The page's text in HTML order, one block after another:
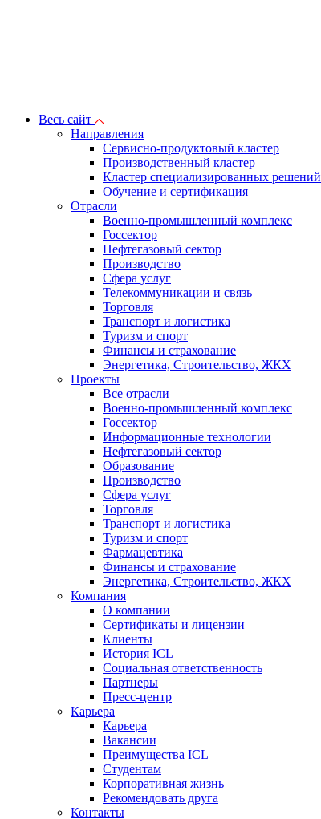
Весь сайт
Направления
Сервисно-продуктовый кластер
Производственный кластер
Кластер специализированных решений
Обучение и сертификация
Отрасли
Военно-промышленный комплекс
Госсектор
Нефтегазовый сектор
Производство
Сфера услуг
Телекоммуникации и связь
Торговля
Транспорт и логистика
Туризм и спорт
Финансы и страхование
Энергетика, Строительство, ЖКХ
Проекты
Все отрасли
Военно-промышленный комплекс
Госсектор
Информационные технологии
Нефтегазовый сектор
Образование
Производство
Сфера услуг
Торговля
Транспорт и логистика
Туризм и спорт
Фармацевтика
Финансы и страхование
Энергетика, Строительство, ЖКХ
Компания
О компании
Сертификаты и лицензии
Клиенты
История ICL
Социальная ответственность
Партнеры
Пресс-центр
Карьера
Карьера
Вакансии
Преимущества ICL
Студентам
Корпоративная жизнь
Рекомендовать друга
Контакты